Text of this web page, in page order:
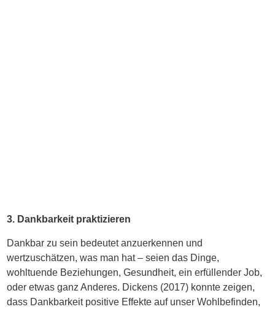
3. Dankbarkeit praktizieren
Dankbar zu sein bedeutet anzuerkennen und
wertzuschätzen, was man hat – seien das Dinge,
wohltuende Beziehungen, Gesundheit, ein erfüllender Job,
oder etwas ganz Anderes. Dickens (2017) konnte zeigen,
dass Dankbarkeit positive Effekte auf unser Wohlbefinden,